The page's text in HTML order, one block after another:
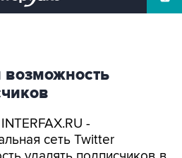
-
сеть Twitter